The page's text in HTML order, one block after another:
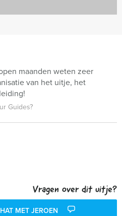
maanden weten zeer
van het uitje, het
Guides?
Vragen over dit uitje?
MET JEROEN